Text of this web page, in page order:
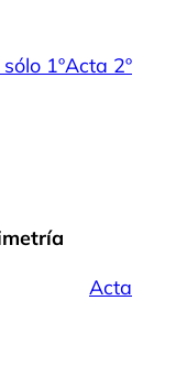
1ºActa 2º
Acta